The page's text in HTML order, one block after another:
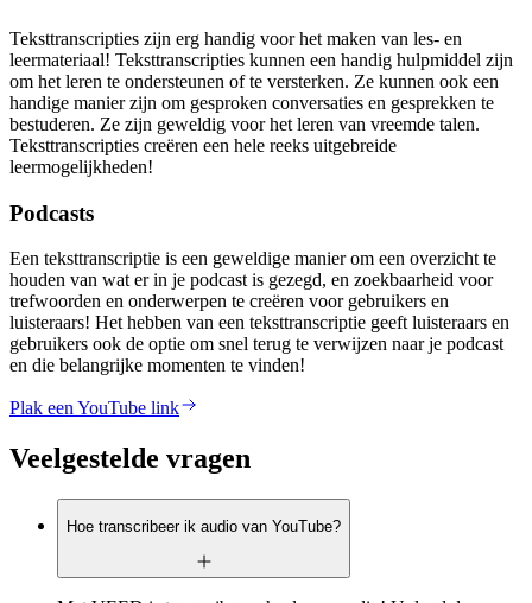
Teksttranscripties zijn erg handig voor het maken van les- en
leermateriaal! Teksttranscripties kunnen een handig hulpmiddel zijn
om het leren te ondersteunen of te versterken. Ze kunnen ook een
handige manier zijn om gesproken conversaties en gesprekken te
bestuderen. Ze zijn geweldig voor het leren van vreemde talen.
Teksttranscripties creëren een hele reeks uitgebreide
leermogelijkheden!
Podcasts
Een teksttranscriptie is een geweldige manier om een overzicht te
houden van wat er in je podcast is gezegd, en zoekbaarheid voor
trefwoorden en onderwerpen te creëren voor gebruikers en
luisteraars! Het hebben van een teksttranscriptie geeft luisteraars en
gebruikers ook de optie om snel terug te verwijzen naar je podcast
en die belangrijke momenten te vinden!
Plak een YouTube link
Veelgestelde vragen
Hoe transcribeer ik audio van YouTube?